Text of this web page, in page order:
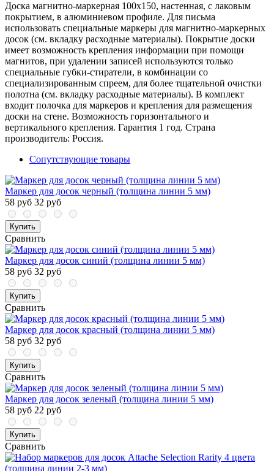
Доска магнитно-маркерная 100x150, настенная, с лаковым
покрытием, в алюминиевом профиле. Для письма
использовать специальные маркеры для магнитно-маркерных
досок (см. вкладку расходные материалы). Покрытие доски
имеет возможность крепления информации при помощи
магнитов, при удалении записей используются только
специальные губки-стиратели, в комбинации со
специализированным спреем, для более тщательной очистки
полотна (см. вкладку расходные материалы). В комплект
входит полочка для маркеров и крепления для размещения
доски на стене. Возможность горизонтального и
вертикального крепления. Гарантия 1 год. Страна
производитель: Россия.
Сопутствующие товары
Маркер для досок черный (толщина линии 5 мм)
58 руб 32 руб
Купить
Сравнить
Маркер для досок синий (толщина линии 5 мм)
58 руб 32 руб
Купить
Сравнить
Маркер для досок красный (толщина линии 5 мм)
58 руб 32 руб
Купить
Сравнить
Маркер для досок зеленый (толщина линии 5 мм)
58 руб 22 руб
Купить
Сравнить